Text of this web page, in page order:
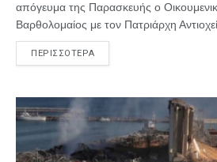
απόγευμα της Παρασκευής ο
Βαρθολομαίος με τον Πατριάρχη
ΠΕΡΙΣΣΟΤΕΡΑ